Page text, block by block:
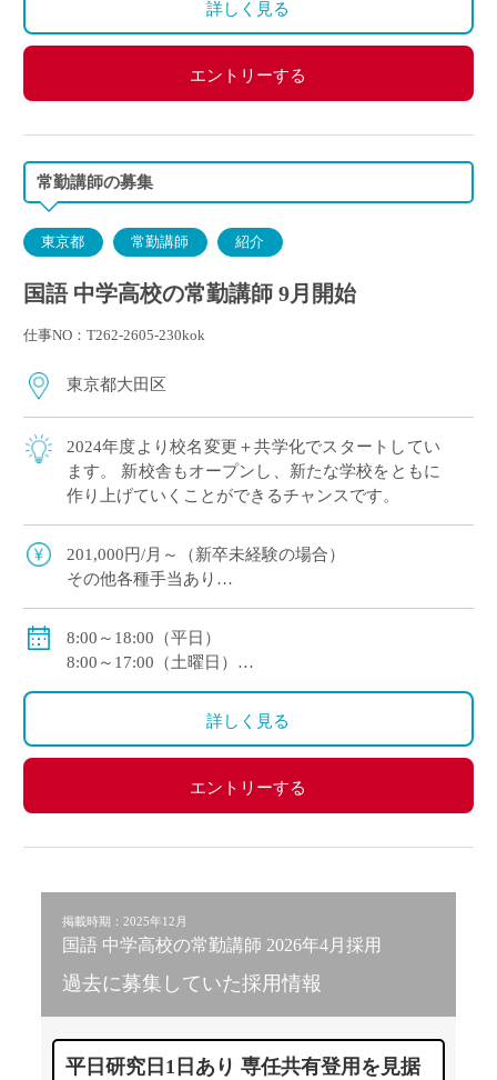
詳しく見る
エントリーする
常勤講師の募集
東京都 常勤講師 紹介
国語 中学高校の常勤講師 9月開始
仕事NO：T262-2605-230kok
東京都大田区
2024年度より校名変更＋共学化でスタートしてい
ます。 新校舎もオープンし、新たな学校をともに
作り上げていくことができるチャンスです。
201,000円/月～（新卒未経験の場合）
その他各種手当あり
8:00～18:00（平日）
8:00～17:00（土曜日）
詳しく見る
エントリーする
掲載時期：2025年12月
国語 中学高校の常勤講師 2026年4月採用
過去に募集していた採用情報
平日研究日1日あり 専任共有登用を見据